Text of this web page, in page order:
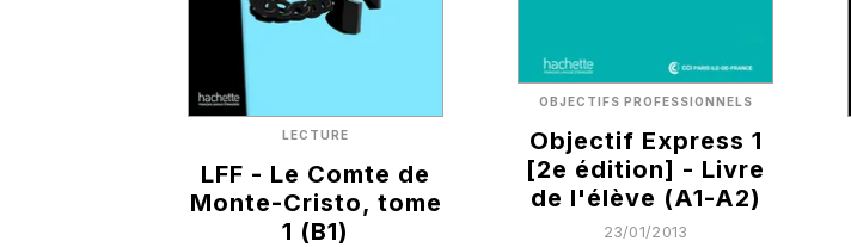
LECTURE
LFF - Le Comte de
Monte-Cristo, tome
1 (B1)
OBJECTIFS PROFESSIONNELS
Objectif Express 1
[2e édition] - Livre
de l'élève (A1-A2)
23/01/2013